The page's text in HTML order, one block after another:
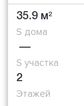
35.9 м2
S дома
—
S участка
2
Этажей